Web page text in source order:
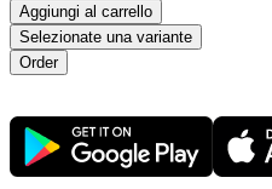
Aggiungi al carrello
Selezionate una variante